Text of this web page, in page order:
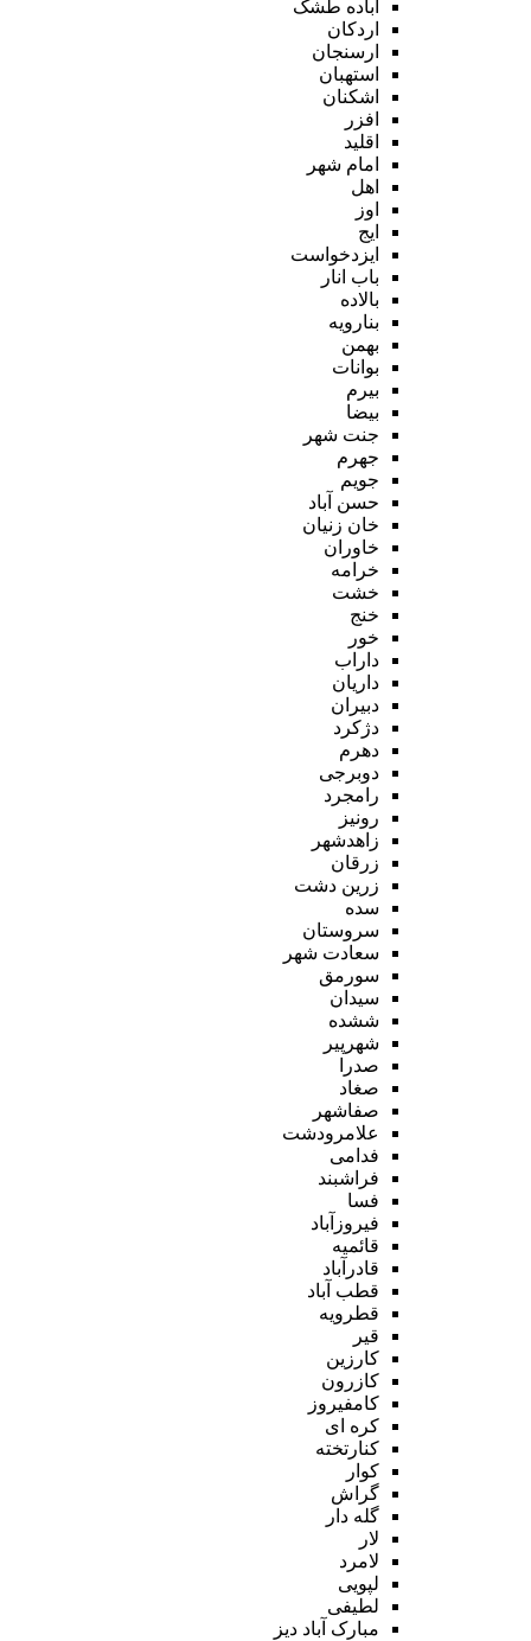
آباده طشک
اردکان
ارسنجان
استهبان
اشکنان
افزر
اقلید
امام شهر
اهل
اوز
ایج
ایزدخواست
باب انار
بالاده
بنارویه
بهمن
بوانات
بیرم
بیضا
جنت شهر
جهرم
جویم
حسن آباد
خان زنیان
خاوران
خرامه
خشت
خنج
خور
داراب
داریان
دبیران
دژکرد
دهرم
دوبرجی
رامجرد
رونیز
زاهدشهر
زرقان
زرین دشت
سده
سروستان
سعادت شهر
سورمق
سیدان
ششده
شهرپیر
صدرا
صغاد
صفاشهر
علامرودشت
فدامی
فراشبند
فسا
فیروزآباد
قائمیه
قادرآباد
قطب آباد
قطرویه
قیر
کارزین
کازرون
کامفیروز
کره ای
کنارتخته
کوار
گراش
گله دار
لار
لامرد
لپویی
لطیفی
مبارک آباد دیز